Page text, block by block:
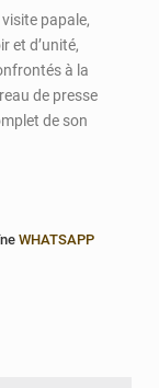
papale,
et d’unité,
à la
de presse
de son
WHATSAPP